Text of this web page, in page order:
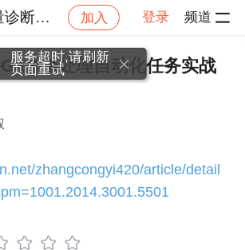
CSDN账号流量诊断服务社区 加入 登录 频道
号流量诊断服务社区 学习打卡
处理自动化任务实战
zhangcongyi420/article/detail
服务超时,请刷新
页面重试